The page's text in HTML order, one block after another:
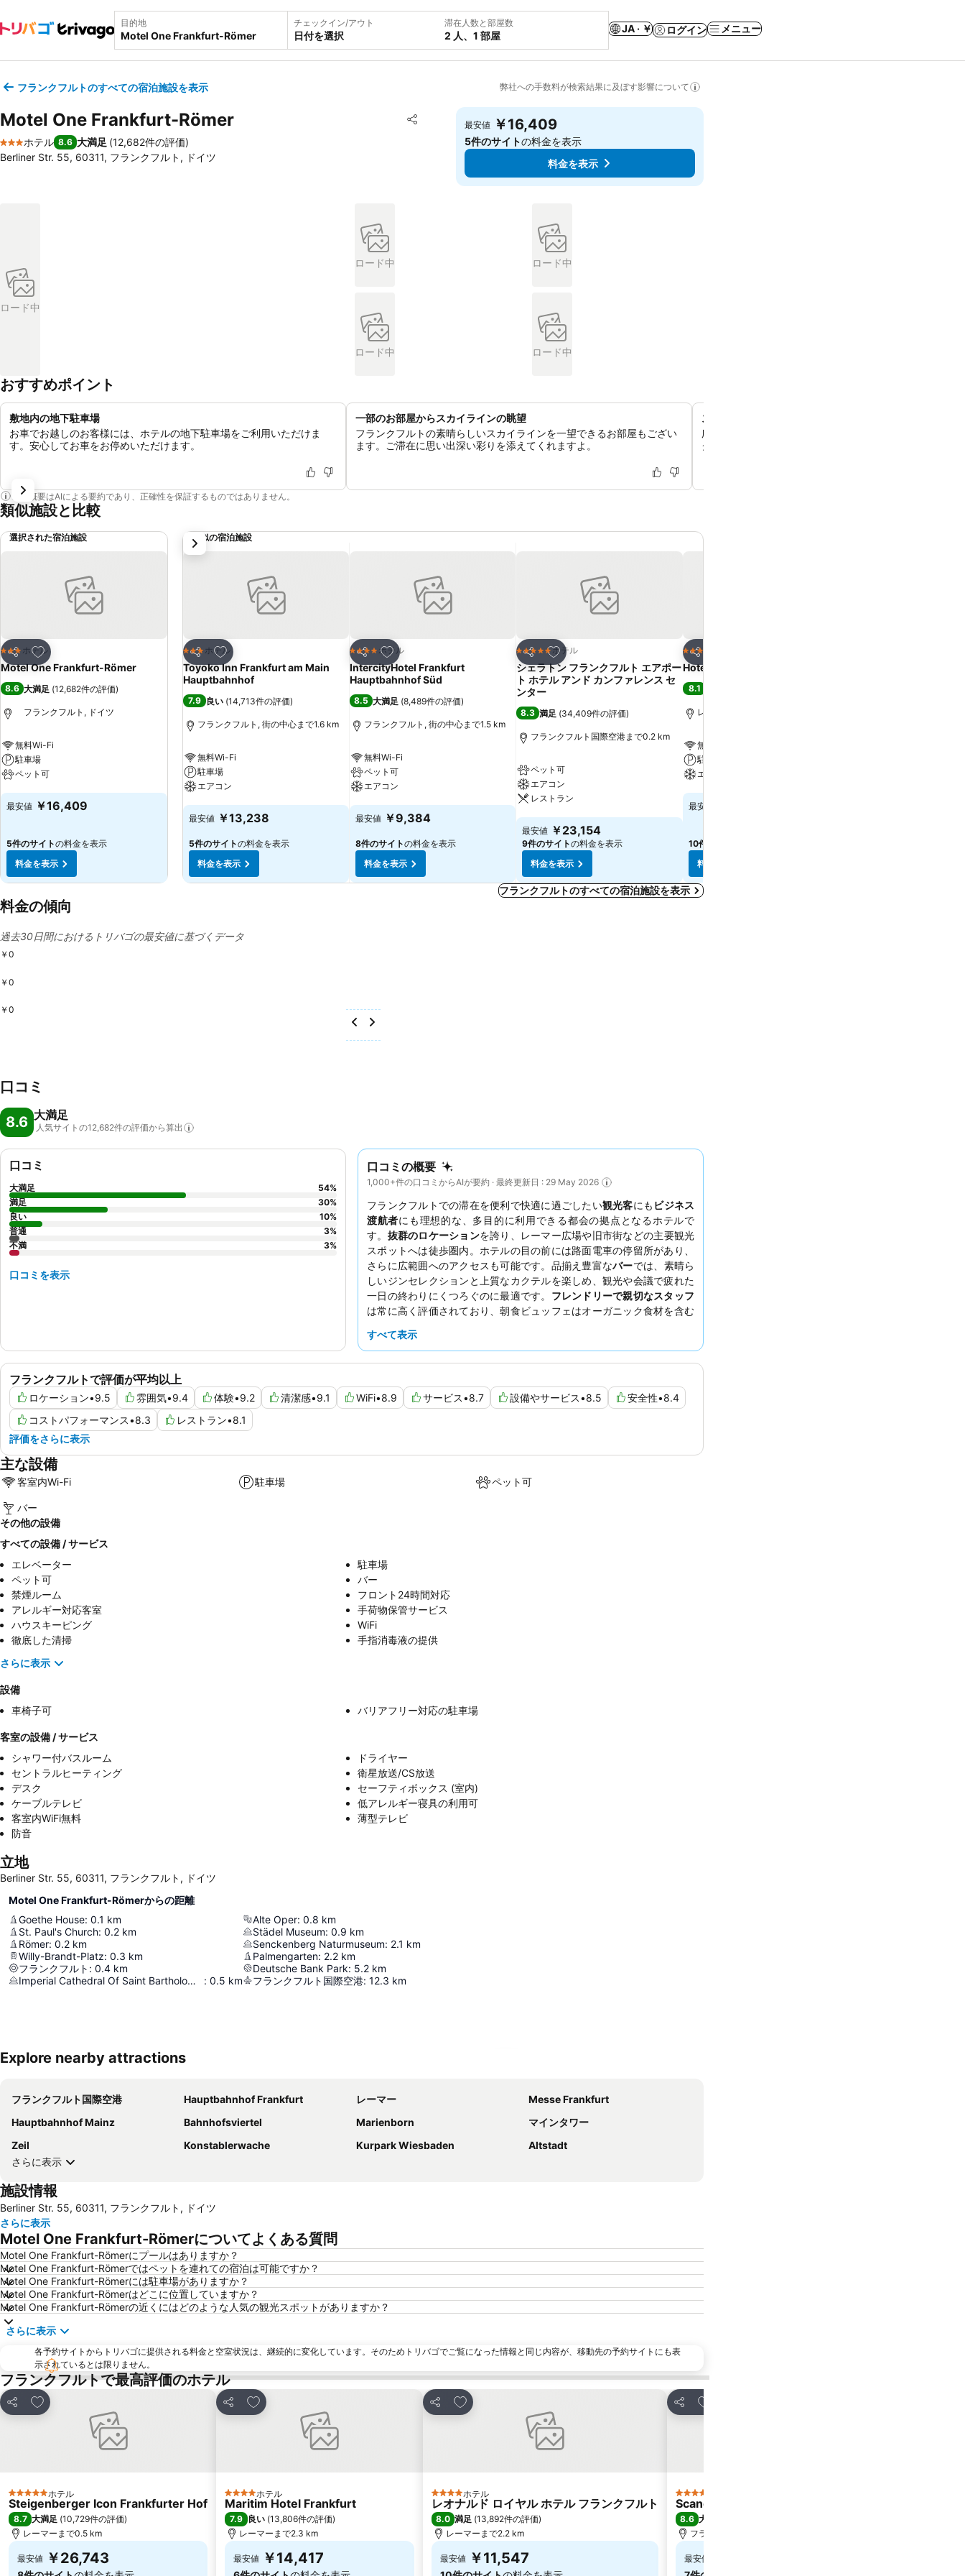
目的地 チェックイン/アウト
日付を選択
滞在人数と部屋数
2 人、1 部屋
JA · ￥ ログイン メニュー
フランクフルトのすべての宿泊施設を表示 弊社への手数料が検索結果に及ぼす影響について
Motel One Frankfurt-Römer シェア
お気に入りに追加
3 ホテルのランク
ホテル 8.6 大満足 (12,682件の評価)
Berliner Str. 55, 60311, フランクフルト, ドイツ
最安値 ￥16,409
5件のサイトの料金を表示
料金を表示
ロード中
ロード中 ロード中
ロード中 ロード中
おすすめポイント
敷地内の地下駐車場
お車でお越しのお客様には、ホテルの地下駐車場をご利用いただけま
す。安心してお車をお停めいただけます。
一部のお部屋からスカイラインの眺望
フランクフルトの素晴らしいスカイラインを一望できるお部屋もござい
ます。ご滞在に思い出深い彩りを添えてくれますよ。
スタイリッシュなロビーとバーエリア
広々とした居心地の良いロビーには、ゆったりと座れる
クなバーがございます。種類豊富なスピリッツやカクテ
この概要はAIによる要約であり、正確性を保証するものではありません。
類似施設と比較
選択された宿泊施設
シェア
お気に入りに追加
3 ホテルのランク
ホテル
Motel One Frankfurt-Römer
8.6 大満足 (12,682件の評価)
フランクフルト, ドイツ
無料Wi-Fi
駐車場
ペット可
料金を表示
最安値 ￥16,409
5件のサイトの料金を表示
料金を表示
類似の宿泊施設
シェア
お気に入りに追加
3 ホテルのランク
ホテル
Toyoko Inn Frankfurt am Main
Hauptbahnhof
7.9 良い (14,713件の評価)
フランクフルト, 街の中心まで1.6 km
無料Wi-Fi
駐車場
エアコン
料金を表示
最安値 ￥13,238
5件のサイトの料金を表示
料金を表示
シェア
お気に入りに追加
4 ホテルのランク
ホテル
IntercityHotel Frankfurt
Hauptbahnhof Süd
8.5 大満足 (8,489件の評価)
フランクフルト, 街の中心まで1.5 km
無料Wi-Fi
ペット可
エアコン
料金を表示
最安値 ￥9,384
8件のサイトの料金を表示
料金を表示
シェア
お気に入りに追加
5 ホテルのランク
ホテル
シェラトン フランクフルト エアポー
ト ホテル アンド カンファレンス セ
ンター
8.3 満足 (34,409件の評価)
フランクフルト国際空港まで0.2 km
ペット可
エアコン
レストラン
料金を表示
最安値 ￥23,154
9件のサイトの料金を表示
料金を表示
シェア
4 ホテルのランク
Hotel Concorde
8.1
レーマーまで1.3 km
無料Wi-Fi
駐車場
エアコン
料金を表示
最安値
10件のサイト
料金を表示
次
フランクフルトのすべての宿泊施設を表示
料金の傾向
過去30日間におけるトリバゴの最安値に基づくデータ
￥0
￥0
￥0
口コミ
8.6 大満足
人気サイトの12,682件の評価から算出
口コミの概要
1,000+件の口コミからAIが要約 · 最終更新日 : 29 May 2026
フランクフルトでの滞在を便利で快適に過ごしたい観光客にも ビジネス
渡航者にも理想的な、多目的に利用できる都会の拠点となるホテルで
す。 抜群のロケーションを誇り、レーマー広場や旧市街などの主要観光
スポットへは徒歩圏内。ホテルの目の前には路面電車の停留所があり、
さらに広範囲へのアクセスも可能です。品揃え豊富なバーでは、素晴ら
しいジンセレクションと上質なカクテルを楽しめ、観光や会議で疲れた
一日の終わりにくつろぐのに最適です。 フレンドリーで親切なスタッフ
は常に高く評価されており、朝食ビュッフェはオーガニック食材を含む
場合は、庭園に面した部屋をリクエストすることも可能です。
すべて表示
フランクフルトで評価が平均以上
ロケーション•9.5 雰囲気•9.4 体験•9.2 清潔感•9.1 WiFi•8.9 サービス•8.7 設備やサービス•8.5 安全性•8.4
コストパフォーマンス•8.3 レストラン•8.1
評価をさらに表示
口コミ
大満足 54%
満足
30%
良い
10%
普通
3%
不満
3%
口コミを表示
主な設備
客室内Wi-Fi 駐車場 ペット可
バー
その他の設備
すべての設備 / サービス
エレベーター
駐車場
ペット可
バー
禁煙ルーム
フロント24時間対応
アレルギー対応客室
手荷物保管サービス
ハウスキーピング
WiFi
徹底した清掃
手指消毒液の提供
さらに表示
設備
車椅子可
バリアフリー対応の駐車場
客室の設備 / サービス
シャワー付バスルーム
ドライヤー
セントラルヒーティング
衛星放送/CS放送
デスク
セーフティボックス (室内)
ケーブルテレビ
低アレルギー寝具の利用可
客室内WiFi無料
薄型テレビ
防音
立地
Berliner Str. 55, 60311, フランクフルト, ドイツ
Motel One Frankfurt-Römerからの距離
Goethe House: 0.1 km
St. Paul's Church: 0.2 km
Römer: 0.2 km
Willy-Brandt-Platz: 0.3 km
フランクフルト : 0.4 km
Imperial Cathedral Of Saint Bartholomew
: 0.5 km
Alte Oper: 0.8 km
Städel Museum: 0.9 km
Senckenberg Naturmuseum: 2.1 km
Palmengarten: 2.2 km
Deutsche Bank Park: 5.2 km
フランクフルト国際空港: 12.3 km
Explore nearby attractions
フランクフルト国際空港 Hauptbahnhof Frankfurt レーマー
Messe Frankfurt
Hauptbahnhof Mainz
Bahnhofsviertel Marienborn
マインタワー
Zeil
Konstablerwache Kurpark Wiesbaden
Altstadt
さらに表示
施設情報
Berliner Str. 55, 60311, フランクフルト, ドイツ
さらに表示
Motel One Frankfurt-Römerについてよくある質問
Motel One Frankfurt-Römerにプールはありますか？
Motel One Frankfurt-Römerではペットを連れての宿泊は可能ですか？
Motel One Frankfurt-Römerには駐車場がありますか？
Motel One Frankfurt-Römerはどこに位置していますか？
Motel One Frankfurt-Römerの近くにはどのような人気の観光スポットがありますか？
さらに表示
各予約サイトからトリバゴに提供される料金と空室状況は、継続的に変化しています。そのためトリバゴでご覧になった情報と同じ内容が、移動先の予約サイトにも表
示されているとは限りません。
フランクフルトで最高評価のホテル
シェア
お気に入りに追加
5 ホテルのランク
ホテル
Steigenberger Icon Frankfurter Hof
8.7 大満足 (10,729件の評価)
レーマーまで0.5 km
最安値 ￥26,743
シェア
お気に入りに追加
4 ホテルのランク
ホテル
Maritim Hotel Frankfurt
7.9 良い (13,806件の評価)
レーマーまで2.3 km
最安値 ￥14,417
シェア
お気に入りに追加
4 ホテルのランク
ホテル
レオナルド ロイヤル ホテル フランクフルト
8.0 満足 (13,892件の評価)
レーマーまで2.2 km
最安値 ￥11,547
シェア
お気に入りに追加
4 ホテルのランク
Scandic Frankfurt Museumsufer
8.6 大満足
フランクフルト, 街の中心まで1.3 km
最安値